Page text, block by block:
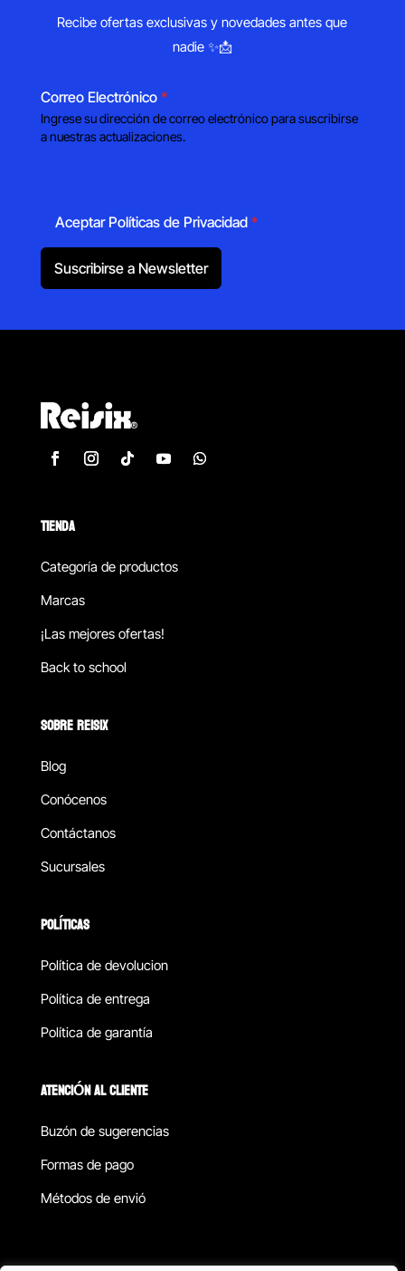
Recibe ofertas exclusivas y novedades antes que
nadie ✨📩
Correo Electrónico *
Ingrese su dirección de correo electrónico para suscribirse
a nuestras actualizaciones.
Aceptar Políticas de Privacidad *
Suscribirse a Newsletter
TIENDA
Categoría de productos
Marcas
¡Las mejores ofertas!
Back to school
SOBRE REISIX
Blog
Conócenos
Contáctanos
Sucursales
POLÍTICAS
Política de devolucion
Política de entrega
Política de garantía
ATENCIÓN AL CLIENTE
Buzón de sugerencias
Formas de pago
Métodos de envió